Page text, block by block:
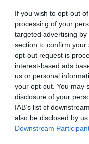
If you wish to opt-out
processing of your
targeted advertising
section to confirm your
opt-out request is
interest-based ads
us or personal
your opt-out. You may
disclosure of your
IAB’s list of
also be disclosed by
Downstream
de Dawid,
2:9 Por Yahshua
prisiones, como
Davar de
2:10 Por tanto,
(Favor) de los
también
obtengan la
Mashíaj Yahshua,
2:11 Muy
morimos con él,
2:12 Si
negamos, él